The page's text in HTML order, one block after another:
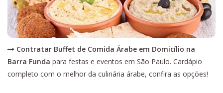
Contratar Buffet de Comida Árabe em Domicílio na
Barra Funda para festas e eventos em São Paulo. Cardápio
completo com o melhor da culinária árabe, confira as opções!